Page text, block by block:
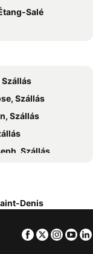
Salé
Szállás
Szállás
Szállás
Denis
Facebook
Twitter